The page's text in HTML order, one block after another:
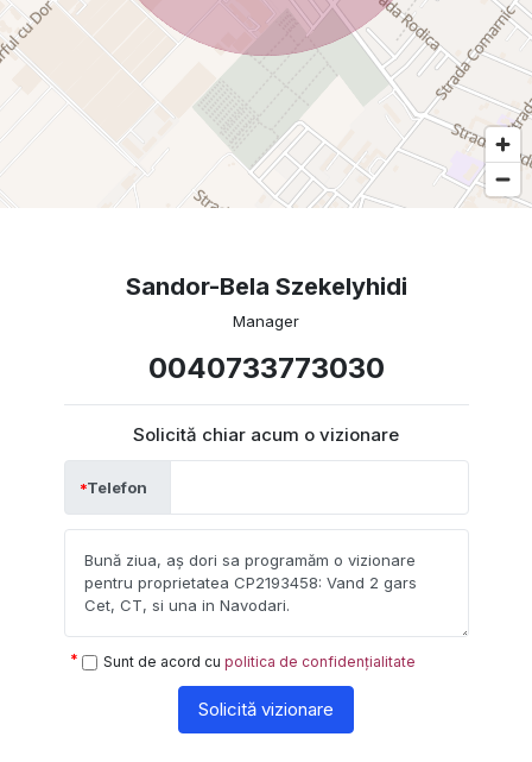
Sandor-Bela Szekelyhidi
Manager
0040733773030
Solicită chiar acum o vizionare
Telefon
Sunt de acord cu politica de confidențialitate
Solicită vizionare